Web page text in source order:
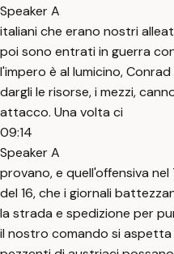
Speaker A
italiani che erano nostri
poi sono entrati in guerra
l'impero è al lumicino,
dargli le risorse, i mezzi,
attacco. Una volta ci
09:14
Speaker A
provano, e quell'offensiva
del 16, che i giornali
la strada e spedizione per
il nostro comando si